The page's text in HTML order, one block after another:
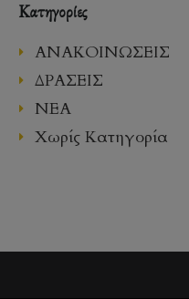
Kατηγορίες
ΑΝΑΚΟΙΝΩΣΕΙΣ
ΔΡΑΣΕΙΣ
ΝΕΑ
Χωρίς Κατηγορία